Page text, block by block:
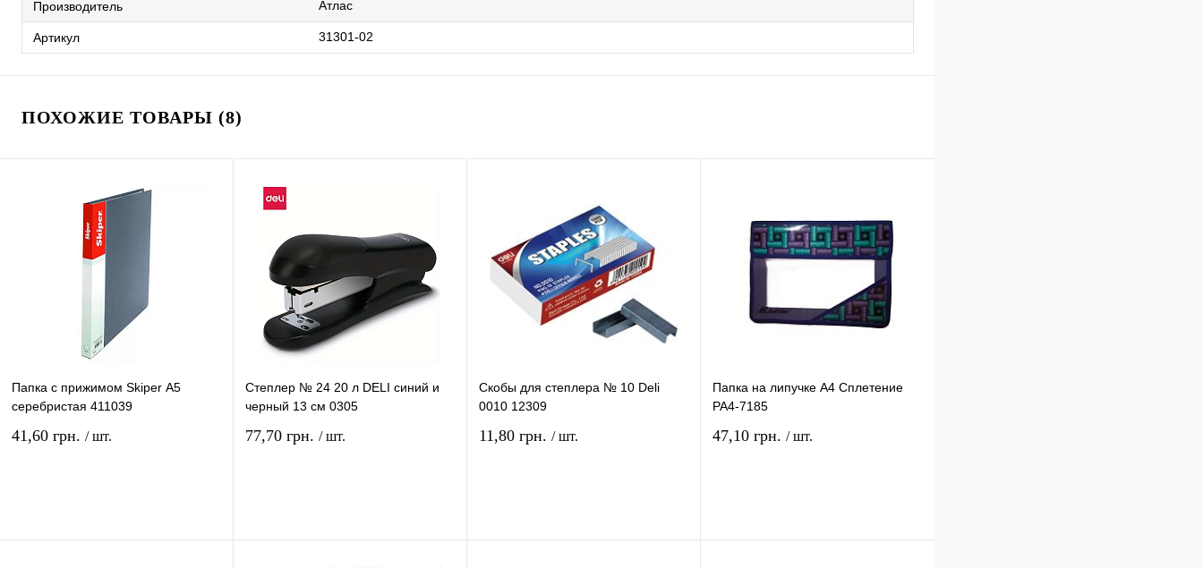
Производитель Атлас
Артикул 31301-02
ПОХОЖИЕ ТОВАРЫ (8)
Папка с прижимом Skiper А5
серебристая 411039
41,60 грн. / шт.
Степлер № 24 20 л DELІ синий и
черный 13 см 0305
77,70 грн. / шт.
Скобы для степлера № 10 Deli
0010 12309
11,80 грн. / шт.
Папка на липучке А4 Сплетение
PA4-7185
47,10 грн. / шт.